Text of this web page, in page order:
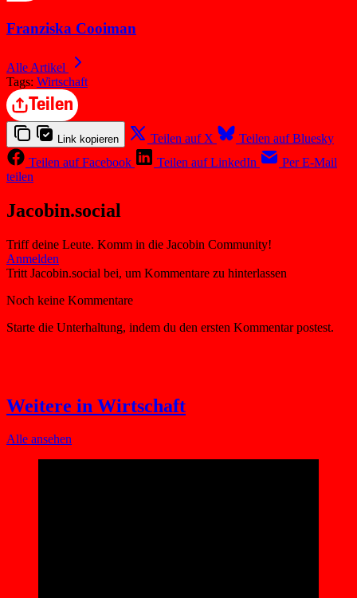
Franziska Cooiman
Alle Artikel
Tags: Wirtschaft
Teilen
Link kopieren Teilen auf X
Teilen auf Bluesky
Teilen auf Facebook
Teilen auf LinkedIn
Per E-Mail
teilen
Jacobin.social
Triff deine Leute. Komm in die Jacobin Community!
Weitere in Wirtschaft
Alle ansehen